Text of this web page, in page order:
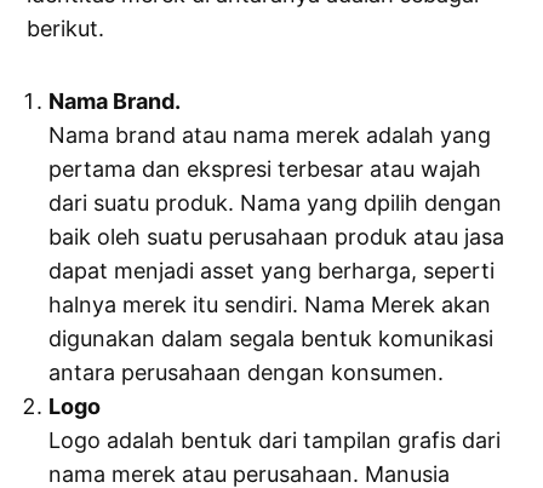
berikut.
Nama Brand.
Nama brand atau nama merek adalah yang
pertama dan ekspresi terbesar atau wajah
dari suatu produk. Nama yang dpilih dengan
baik oleh suatu perusahaan produk atau jasa
dapat menjadi asset yang berharga, seperti
halnya merek itu sendiri. Nama Merek akan
digunakan dalam segala bentuk komunikasi
antara perusahaan dengan konsumen.
Logo
Logo adalah bentuk dari tampilan grafis dari
nama merek atau perusahaan. Manusia